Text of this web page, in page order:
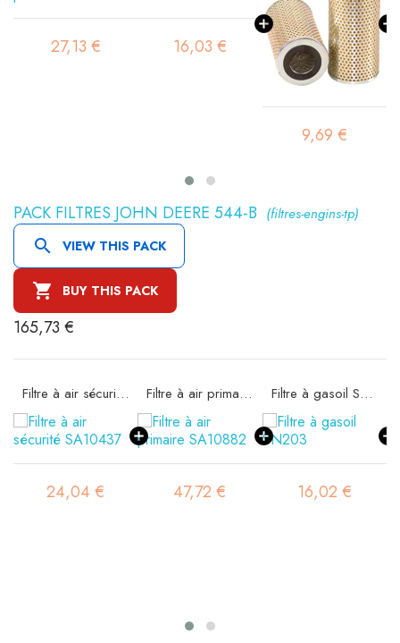
27,13 € 16,03 €
9,69 €
PACK FILTRES JOHN DEERE 544-B (filtres-engins-tp)
 VIEW THIS PACK
 BUY THIS PACK
165,73 €
Filtre à air sécurité SA10437
24,04 €
Filtre à air primaire SA10882
47,72 €
Filtre à gasoil SN203
16,02 €